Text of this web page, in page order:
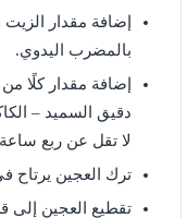
إضافة مقدار الزيت
بالمضرب اليدوي.
إضافة مقدار كلًا من
دقيق السميد –
لا تقل عن ربع
ترك العجين يرتاح
تقطيع العجين إلى